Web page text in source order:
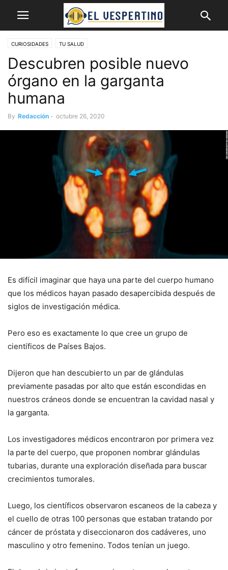
CURIOSIDADES TU SALUD
Descubren posible nuevo
órgano en la garganta
humana
By Redacción - octubre 26, 2020
Es difícil imaginar que haya una parte del cuerpo humano
que los médicos hayan pasado desapercibida después de
siglos de investigación médica.
Pero eso es exactamente lo que cree un grupo de
científicos de Países Bajos.
Dijeron que han descubierto un par de glándulas
previamente pasadas por alto que están escondidas en
nuestros cráneos donde se encuentran la cavidad nasal y
la garganta.
Los investigadores médicos encontraron por primera vez
la parte del cuerpo, que proponen nombrar glándulas
tubarias, durante una exploración diseñada para buscar
crecimientos tumorales.
Luego, los científicos observaron escaneos de la cabeza y
el cuello de otras 100 personas que estaban tratando por
cáncer de próstata y diseccionaron dos cadáveres, uno
masculino y otro femenino. Todos tenían un juego.